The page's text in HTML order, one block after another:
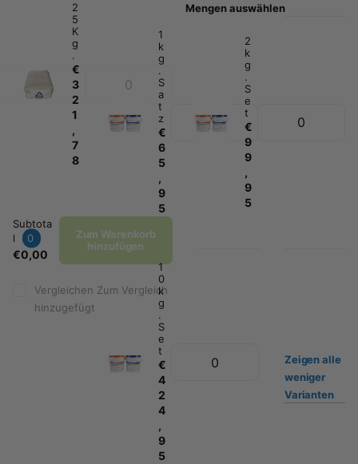
2
5
K
g
.
€
3
2
1
,
7
8
Subtota
l
0
€0,00
Zum Warenkorb
hinzufügen
Vergleichen Zum Vergleich
hinzugefügt
Mengen auswählen
1
k
g
.
S
a
t
z
€
6
5
,
9
5
2
k
g
.
S
e
t
€
9
9
,
9
5
1
0
k
g
.
S
e
t
€
4
2
4
,
9
5
Zeigenalle
weniger
Varianten